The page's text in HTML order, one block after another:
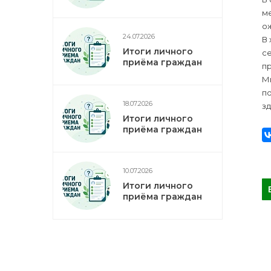
24.07.2026
Итоги личного
приёма граждан
18.07.2026
Итоги личного
приёма граждан
10.07.2026
Итоги личного
приёма граждан
В